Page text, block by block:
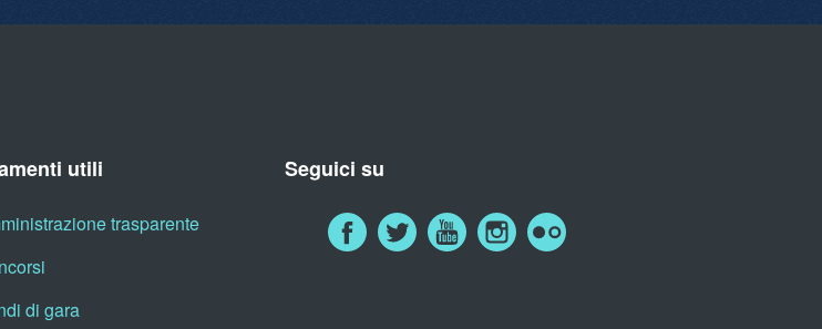
utili
trasparente
di gara
Seguici su